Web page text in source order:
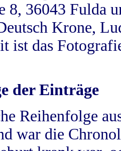
8, 36043 Fulda
Krone,
ist das
der Einträge
Reihenfolge
war die